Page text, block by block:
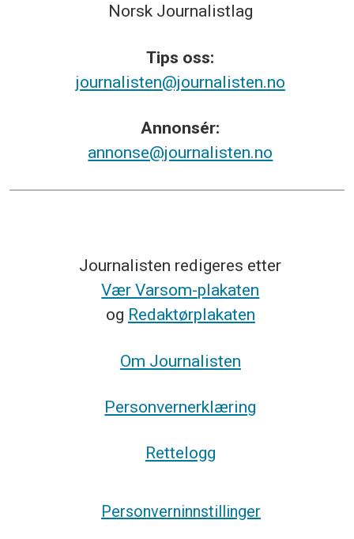
Norsk Journalistlag
Tips oss:
journalisten@journalisten.no
Annonsér:
annonse@journalisten.no
Journalisten redigeres etter
Vær Varsom-plakaten
og Redaktørplakaten
Om Journalisten
Personvernerklæring
Rettelogg
Personverninnstillinger